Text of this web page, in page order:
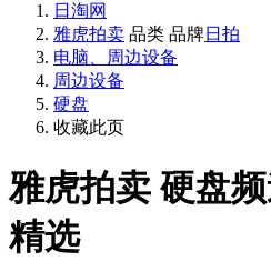
日淘网
雅虎拍卖 品类 品牌日拍
电脑、周边设备
周边设备
硬盘
收藏此页
雅虎拍卖 硬盘
精选